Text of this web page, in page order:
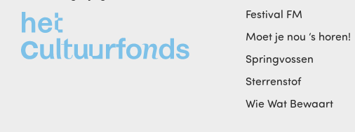
Festival FM
Moet je nou ‘s horen!
Springvossen
Sterrenstof
Wie Wat Bewaart